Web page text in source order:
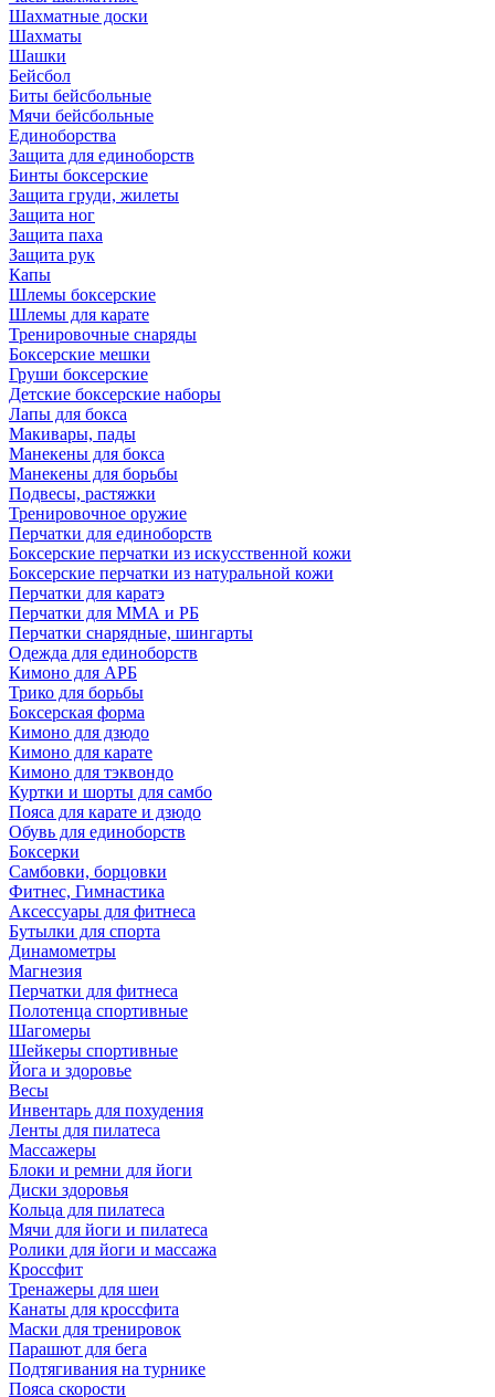
Шахматные доски
Шахматы
Шашки
Бейсбол
Биты бейсбольные
Мячи бейсбольные
Единоборства
Защита для единоборств
Бинты боксерские
Защита груди, жилеты
Защита ног
Защита паха
Защита рук
Капы
Шлемы боксерские
Шлемы для карате
Тренировочные снаряды
Боксерские мешки
Груши боксерские
Детские боксерские наборы
Лапы для бокса
Макивары, пады
Манекены для бокса
Манекены для борьбы
Подвесы, растяжки
Тренировочное оружие
Перчатки для единоборств
Боксерские перчатки из искусственной кожи
Боксерские перчатки из натуральной кожи
Перчатки для каратэ
Перчатки для ММА и РБ
Перчатки снарядные, шингарты
Одежда для единоборств
Кимоно для АРБ
Трико для борьбы
Боксерская форма
Кимоно для дзюдо
Кимоно для карате
Кимоно для тэквондо
Куртки и шорты для самбо
Пояса для карате и дзюдо
Обувь для единоборств
Боксерки
Самбовки, борцовки
Фитнес, Гимнастика
Аксессуары для фитнеса
Бутылки для спорта
Динамометры
Магнезия
Перчатки для фитнеса
Полотенца спортивные
Шагомеры
Шейкеры спортивные
Йога и здоровье
Весы
Инвентарь для похудения
Ленты для пилатеса
Массажеры
Блоки и ремни для йоги
Диски здоровья
Кольца для пилатеса
Мячи для йоги и пилатеса
Ролики для йоги и массажа
Кроссфит
Тренажеры для шеи
Канаты для кроссфита
Маски для тренировок
Парашют для бега
Подтягивания на турнике
Пояса скорости